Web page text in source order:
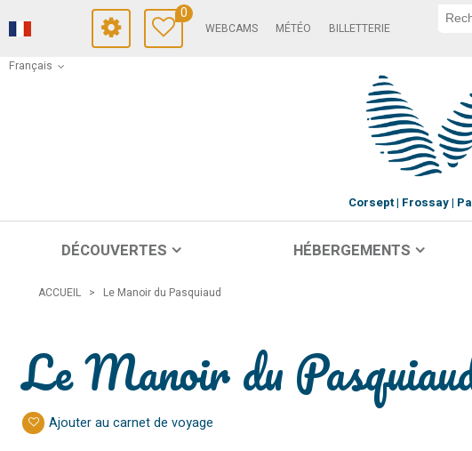
Français
0
WEBCAMS MÉTÉO BILLETTERIE
Corsept Frossay
DÉCOUVERTES HÉBERGEMENTS
ACCUEIL > Le Manoir du Pasquiaud
Le Manoir du
Ajouter au carnet de voyage